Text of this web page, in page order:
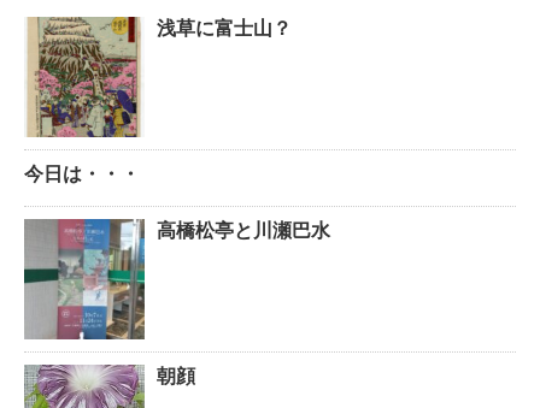
浅草に富士山？
今日は・・・
高橋松亭と川瀬巴水
朝顔